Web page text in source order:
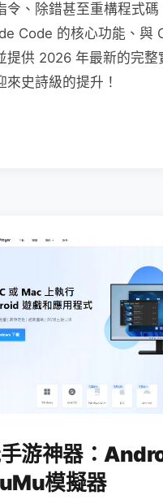
令、除錯甚至重構程式
Code 的核心功能、與
提供 2026 年最新的完整
來史詩級的提升！
游神器：
模擬器